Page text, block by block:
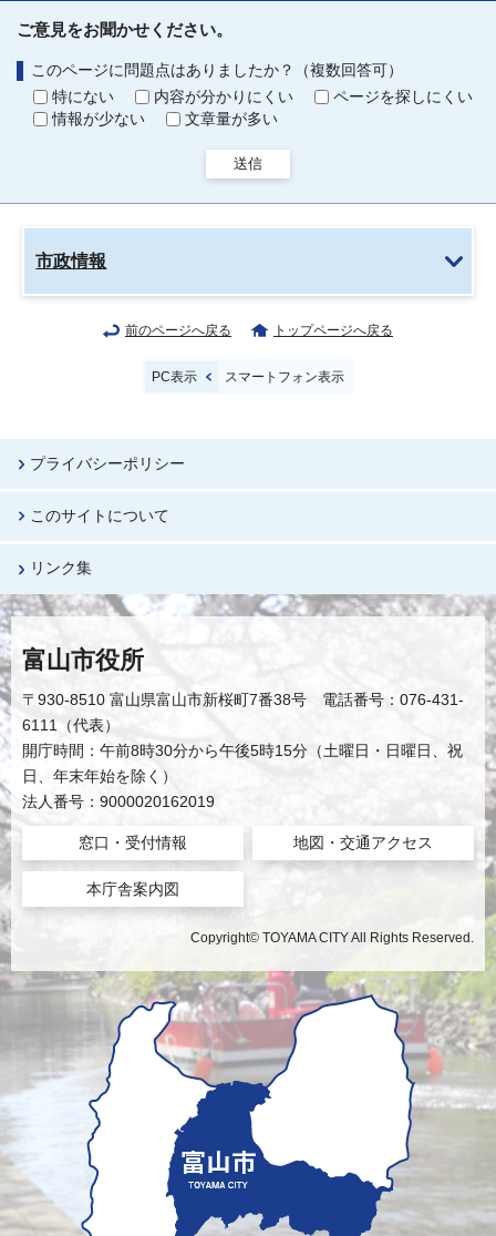
ご意見をお聞かせください。
このページに問題点はありましたか？（複数回答可）
特にない
内容が分かりにくい
ページを探しにくい
情報が少ない
文章量が多い
送信
市政情報
前のページへ戻る トップページへ戻る
PC表示 スマートフォン表示
プライバシーポリシー
このサイトについて
リンク集
富山市役所
〒930-8510 富山県富山市新桜町7番38号 電話番号：076-431-
6111（代表）
開庁時間：午前8時30分から午後5時15分（土曜日・日曜日、祝
日、年末年始を除く）
法人番号：9000020162019
窓口・受付情報 地図・交通アクセス
本庁舎案内図
Copyright© TOYAMA CITY All Rights Reserved.